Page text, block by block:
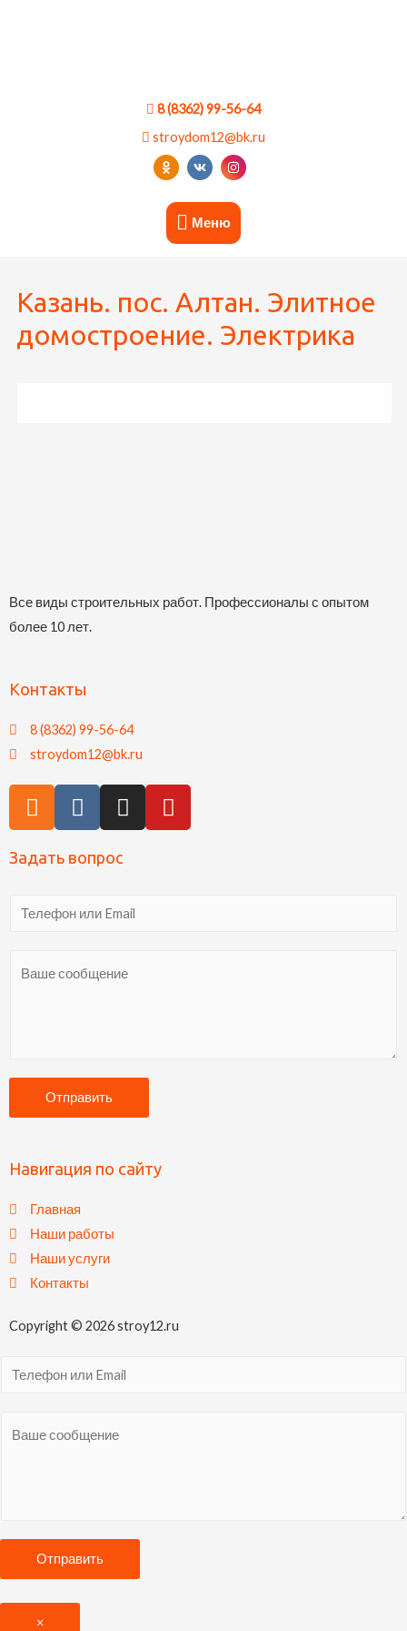
Меню
8 (8362) 99-56-64
stroydom12@bk.ru
Казань. пос. Алтан. Элитное
домостроение. Электрика
Все виды строительных работ. Профессионалы с опытом
более 10 лет.
Контакты
8 (8362) 99-56-64
stroydom12@bk.ru
Задать вопрос
Отправить
Навигация по сайту
Главная
Наши работы
Наши услуги
Контакты
Copyright © 2026 stroy12.ru
Отправить
×